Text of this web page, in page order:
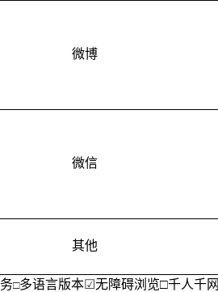
微博
微信
其他
□多语言版本☑无障碍浏览□千人千网